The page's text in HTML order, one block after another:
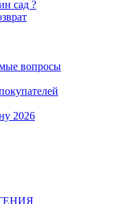
сад ?
вопросы
2026